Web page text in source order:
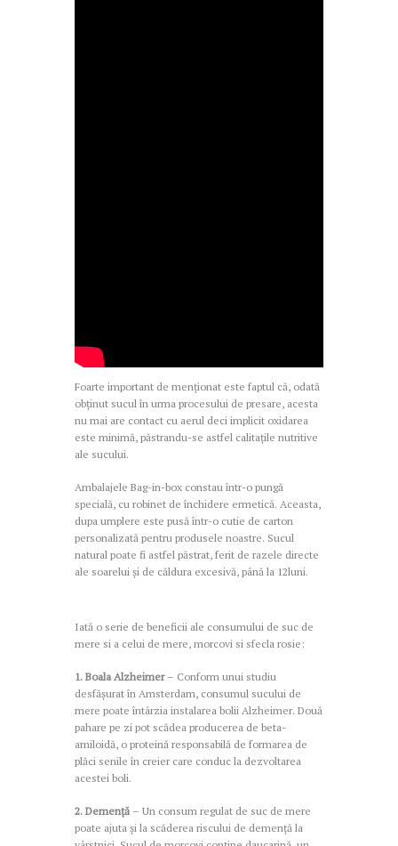
Foarte important de menționat este faptul că, odată
obținut sucul în urma procesului de presare, acesta
nu mai are contact cu aerul deci implicit oxidarea
este minimă, păstrandu-se astfel calitațile nutritive
ale sucului.
Ambalajele Bag-in-box constau într-o pungă
specială, cu robinet de închidere ermetică. Aceasta,
dupa umplere este pusă într-o cutie de carton
personalizată pentru produsele noastre. Sucul
natural poate fi astfel păstrat, ferit de razele directe
ale soarelui și de căldura excesivă, până la 12luni.
Iată o serie de beneficii ale consumului de suc de
mere si a celui de mere, morcovi si sfecla rosie:
1. Boala Alzheimer– Conform unui studiu
desfășurat în Amsterdam, consumul sucului de
mere poate întârzia instalarea bolii Alzheimer. Două
pahare pe zi pot scădea producerea de beta-
amiloidă, o proteină responsabilă de formarea de
plăci senile în creier care conduc la dezvoltarea
acestei boli.
2. Demență – Un consum regulat de suc de mere
poate ajuta și la scăderea riscului de demență la